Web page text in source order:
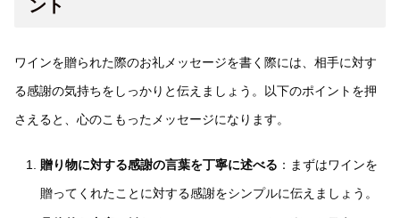
ント
ワインを贈られた際のお礼メッセージを書く際には、相手に対す
る感謝の気持ちをしっかりと伝えましょう。以下のポイントを押
さえると、心のこもったメッセージになります。
贈り物に対する感謝の言葉を丁寧に述べる ：まずはワインを
贈ってくれたことに対する感謝をシンプルに伝えましょう。